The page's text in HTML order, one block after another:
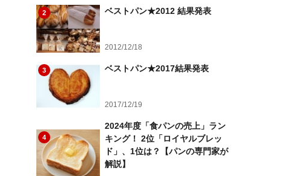
2 ベストパン★2012 結果発表
2012/12/18
3 ベストパン★2017結果発表
2017/12/19
4
2024年度「食パンの売上」ラン
キング！ 2位「ロイヤルブレッ
ド」、1位は？【パンの専門家が
解説】